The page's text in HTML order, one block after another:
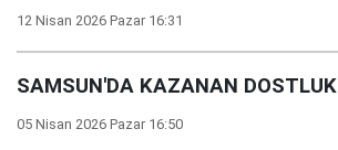
12 Nisan 2026 Pazar 16:31
SAMSUN'DA KAZANAN DOSTLUK
05 Nisan 2026 Pazar 16:50